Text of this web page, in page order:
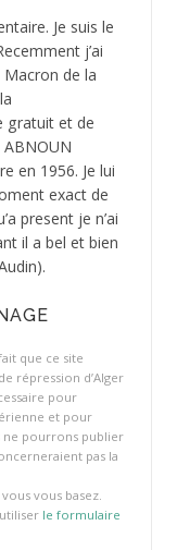
Je suis le
j’ai
Macron de la
gratuit et de
en 1956. Je lui
exact de
present je n’ai
il a bel et bien
que ce site
répression d’Alger
pour
et pour
ne pourrons publier
pas la
vous basez.
le formulaire